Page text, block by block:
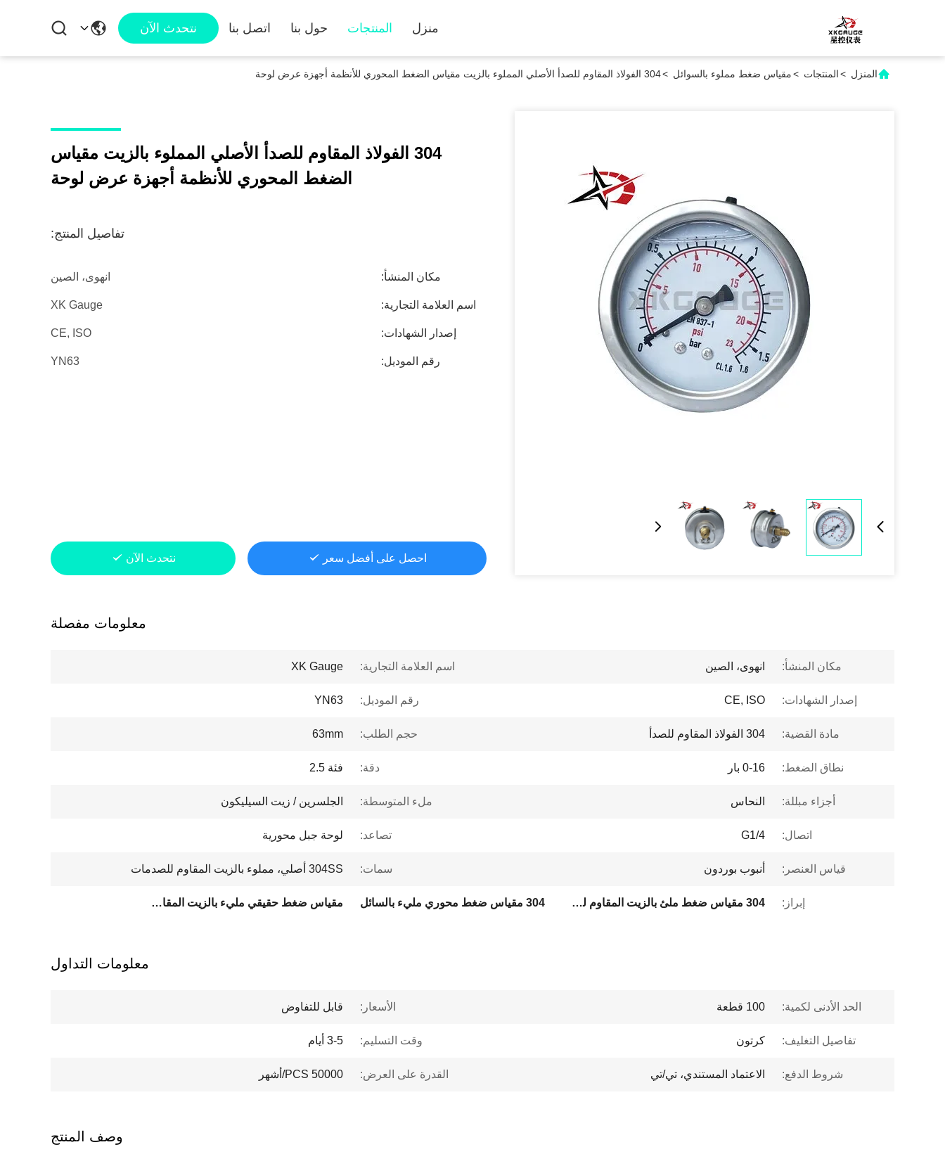
منزل المنتجات حول بنا اتصل بنا نتحدث الآن
المنزل >المنتجات >مقياس ضغط مملوء بالسوائل >304 الفولاذ المقاوم للصدأ الأصلي المملوء بالزيت مقياس الضغط المحوري للأنظمة أجهزة عرض لوحة
304 الفولاذ المقاوم للصدأ الأصلي المملوء بالزيت مقياس
الضغط المحوري للأنظمة أجهزة عرض لوحة
تفاصيل المنتج:
مكان المنشأ: انهوى، الصين
اسم العلامة التجارية: XK Gauge
إصدار الشهادات: CE, ISO
رقم الموديل: YN63
احصل على أفضل سعر نتحدث الآن
معلومات مفصلة
مكان المنشأ: انهوى، الصين اسم العلامة التجارية: XK Gauge
إصدار الشهادات: CE, ISO رقم الموديل: YN63
مادة القضية: 304 الفولاذ المقاوم للصدأ حجم الطلب: 63mm
نطاق الضغط: 0-16 بار دقة: فئة 2.5
أجزاء مبللة: النحاس ملء المتوسطة: الجلسرين / زيت السيليكون
اتصال: G1/4 تصاعد: لوحة جبل محورية
قياس العنصر: أنبوب بوردون سمات: 304SS أصلي، مملوء بالزيت المقاوم للصدمات
إبراز: 304 مقياس ضغط ملئ بالزيت المقاوم للصدأ 304 مقياس ضغط محوري مليء بالسائل مقياس ضغط حقيقي مليء بالزيت المقاوم للصدأ
معلومات التداول
الحد الأدنى لكمية: 100 قطعة الأسعار: قابل للتفاوض
تفاصيل التغليف: كرتون وقت التسليم: 3-5 أيام
شروط الدفع: الاعتماد المستندي، تي/تي القدرة على العرض: 50000 PCS/أشهر
وصف المنتج